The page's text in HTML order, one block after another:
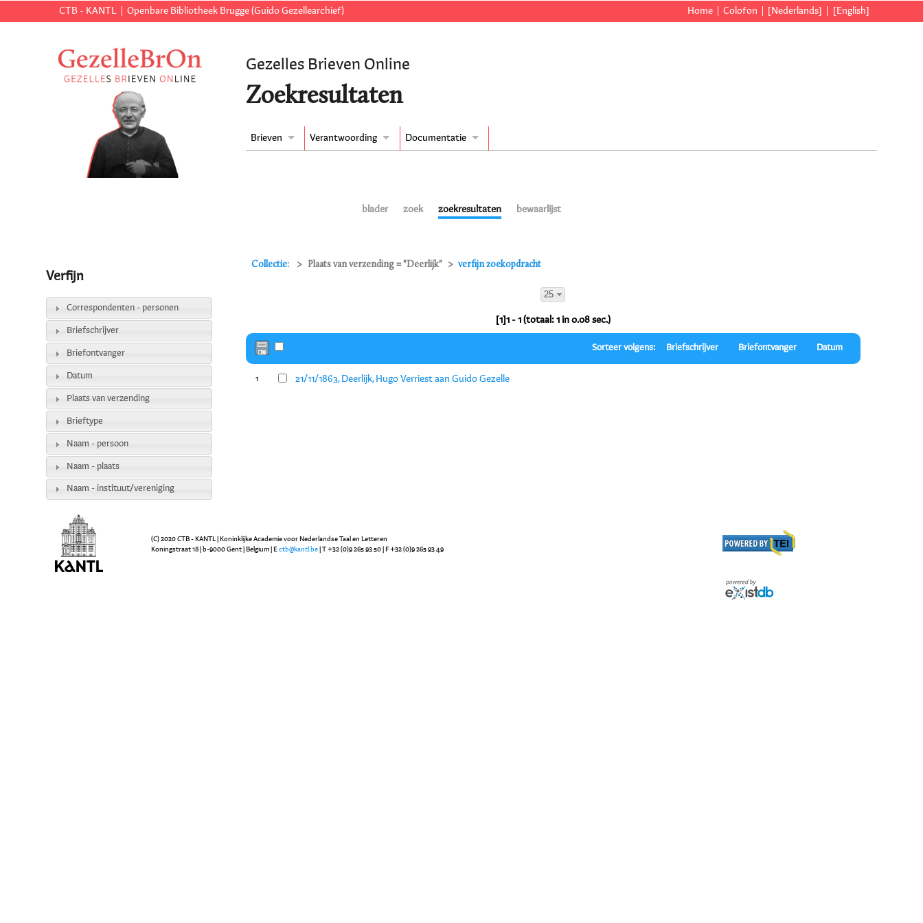
CTB - KANTL Openbare Bibliotheek Brugge (Guido Gezellearchief) Home Colofon [Nederlands] [English]
Gezelles Brieven Online
Zoekresultaten
Brieven Verantwoording Documentatie
blader zoek zoekresultaten bewaarlijst
Collectie: Plaats van verzending = "Deerlijk" verfijn zoekopdracht
25
[1]1 - 1 (totaal: 1 in 0.08 sec.)
Sorteer volgens: Briefschrijver Briefontvanger Datum
1 21/11/1863, Deerlijk, Hugo Verriest aan Guido Gezelle
Verfijn
Correspondenten - personen
Briefschrijver
Briefontvanger
Datum
Plaats van verzending
Brieftype
Naam - persoon
Naam - plaats
Naam - instituut/vereniging
(C) 2020 CTB - KANTL | Koninklijke Academie voor Nederlandse Taal en Letteren
Koningstraat 18 | b-9000 Gent | Belgium | Ectb@kantl.be | T +32 (0)9 265 93 50 | F +32 (0)9 265 93 49